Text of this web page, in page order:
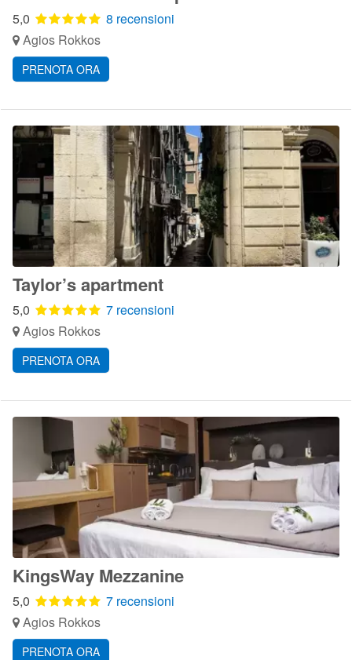
5,0
8 recensioni
Agios Rokkos
PRENOTA ORA
Taylor’s apartment
5,0
7 recensioni
Agios Rokkos
PRENOTA ORA
KingsWay Mezzanine
5,0
7 recensioni
Agios Rokkos
PRENOTA ORA